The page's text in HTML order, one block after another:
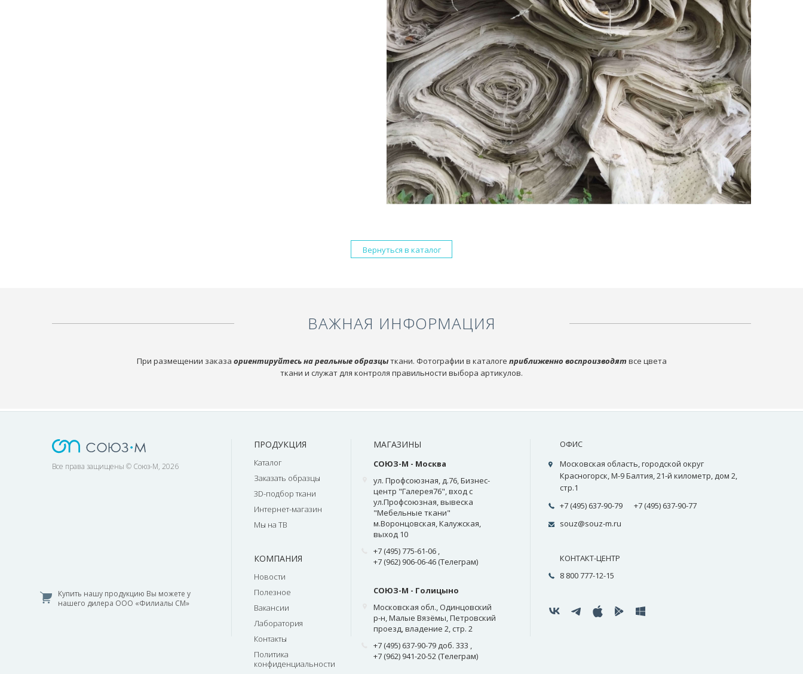
Вернуться в каталог
ВАЖНАЯ ИНФОРМАЦИЯ
При размещении заказа ориентируйтесь на реальные образцыткани. Фотографии в каталоге приближенно воспроизводят все цвета
ткани и служат для контроля правильности выбора артикулов.
Все права защищены © Союз-М, 2026
Купить нашу продукцию Вы можете у
нашего дилера ООО «Филиалы СМ»
ПРОДУКЦИЯ
Каталог
Заказать образцы
3D-подбор ткани
Интернет-магазин
Мы на ТВ
КОМПАНИЯ
Новости
Полезное
Вакансии
Лаборатория
Контакты
Политика
конфиденциальности
МАГАЗИНЫ
СОЮЗ-М - Москва
ул. Профсоюзная, д.76, Бизнес-
центр "Галерея76", вход с
ул.Профсоюзная, вывеска
"Мебельные ткани"
м.Воронцовская, Калужская,
выход 10
+7 (495) 775-61-06 ,
+7 (962) 906-06-46 (Телеграм)
СОЮЗ-М - Голицыно
Московская обл., Одинцовский
р-н, Малые Вязёмы, Петровский
проезд, владение 2, стр. 2
+7 (495) 637-90-79 доб. 333 ,
+7 (962) 941-20-52 (Телеграм)
ОФИС
Московская область, городской округ
Красногорск, М-9 Балтия, 21-й километр, дом 2,
стр.1
+7 (495) 637-90-79
+7 (495) 637-90-77
souz@souz-m.ru
КОНТАКТ-ЦЕНТР
8 800 777-12-15